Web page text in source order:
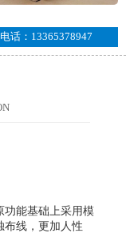
电话：13365378947
功能基础上采用模
布线，更加人性